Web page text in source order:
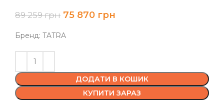
89 259грн 75 870 грн
Бренд: TATRA
ДОДАТИ В КОШИК
КУПИТИ ЗАРАЗ